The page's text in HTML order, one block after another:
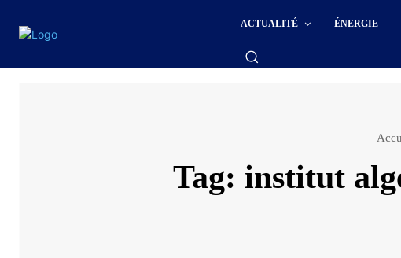
ACTUALITÉ ÉNERGIE
Tag: institut